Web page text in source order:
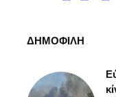
ΔΗΜΟΦΙΛΗ